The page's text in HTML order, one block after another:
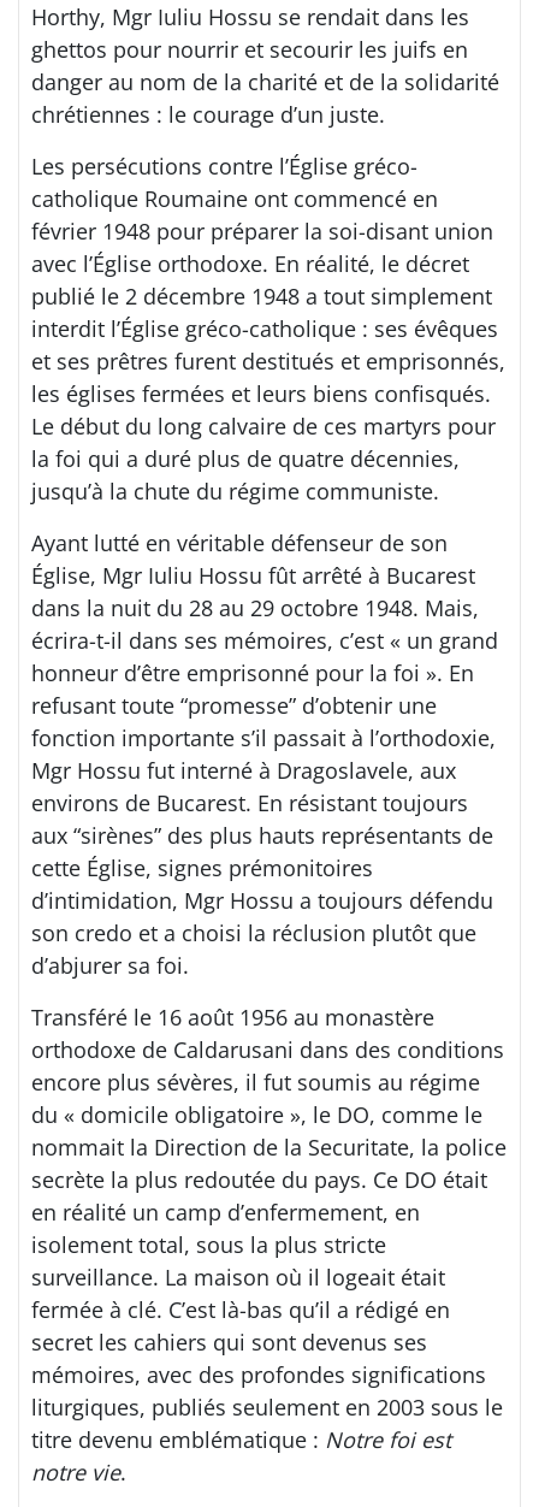
Horthy, Mgr Iuliu Hossu se rendait dans les
ghettos pour nourrir et secourir les juifs en
danger au nom de la charité et de la solidarité
chrétiennes : le courage d’un juste.
Les persécutions contre l’Église gréco-
catholique Roumaine ont commencé en
février 1948 pour préparer la soi-disant union
avec l’Église orthodoxe. En réalité, le décret
publié le 2 décembre 1948 a tout simplement
interdit l’Église gréco-catholique : ses évêques
et ses prêtres furent destitués et emprisonnés,
les églises fermées et leurs biens confisqués.
Le début du long calvaire de ces martyrs pour
la foi qui a duré plus de quatre décennies,
jusqu’à la chute du régime communiste.
Ayant lutté en véritable défenseur de son
Église, Mgr Iuliu Hossu fût arrêté à Bucarest
dans la nuit du 28 au 29 octobre 1948. Mais,
écrira-t-il dans ses mémoires, c’est « un grand
honneur d’être emprisonné pour la foi ». En
refusant toute “promesse” d’obtenir une
fonction importante s’il passait à l’orthodoxie,
Mgr Hossu fut interné à Dragoslavele, aux
environs de Bucarest. En résistant toujours
aux “sirènes” des plus hauts représentants de
cette Église, signes prémonitoires
d’intimidation, Mgr Hossu a toujours défendu
son credo et a choisi la réclusion plutôt que
d’abjurer sa foi.
Transféré le 16 août 1956 au monastère
orthodoxe de Caldarusani dans des conditions
encore plus sévères, il fut soumis au régime
du « domicile obligatoire », le DO, comme le
nommait la Direction de la Securitate, la police
secrète la plus redoutée du pays. Ce DO était
en réalité un camp d’enfermement, en
isolement total, sous la plus stricte
surveillance. La maison où il logeait était
fermée à clé. C’est là-bas qu’il a rédigé en
secret les cahiers qui sont devenus ses
mémoires, avec des profondes significations
liturgiques, publiés seulement en 2003 sous le
titre devenu emblématique : Notre foi est
notre vie.